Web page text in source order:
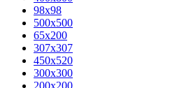
98x98
500x500
65x200
307x307
450x520
300x300
200x200